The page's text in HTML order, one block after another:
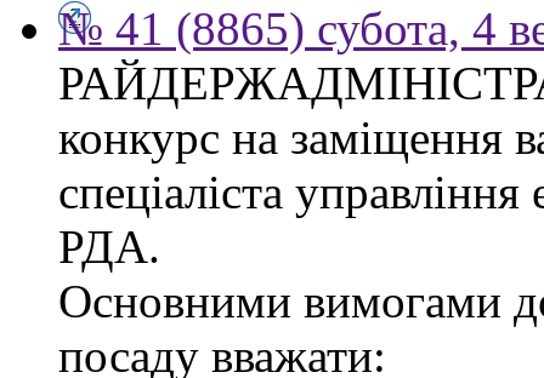
№ 41 (8865) субота, 4
конкурс на заміщення
спеціаліста
РДА.
Основними вимогами
посаду вважати: